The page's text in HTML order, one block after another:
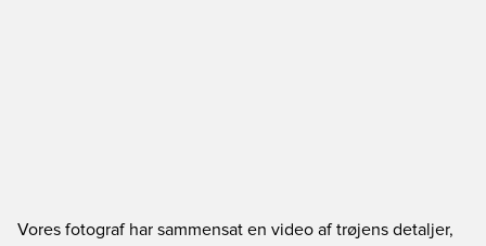
Vores fotograf har sammensat en video af trøjens detaljer,